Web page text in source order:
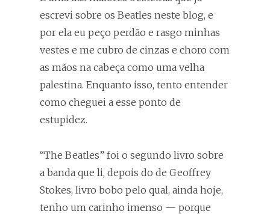
escrevi sobre os Beatles neste blog, e
por ela eu peço perdão e rasgo minhas
vestes e me cubro de cinzas e choro com
as mãos na cabeça como uma velha
palestina. Enquanto isso, tento entender
como cheguei a esse ponto de
estupidez.
“The Beatles” foi o segundo livro sobre
a banda que li, depois do de Geoffrey
Stokes, livro bobo pelo qual, ainda hoje,
tenho um carinho imenso — porque